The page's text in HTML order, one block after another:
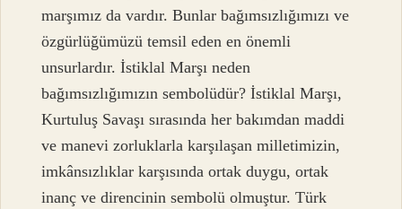
marşımız da vardır. Bunlar bağımsızlığımızı ve
özgürlüğümüzü temsil eden en önemli
unsurlardır. İstiklal Marşı neden
bağımsızlığımızın sembolüdür? İstiklal Marşı,
Kurtuluş Savaşı sırasında her bakımdan maddi
ve manevi zorluklarla karşılaşan milletimizin,
imkânsızlıklar karşısında ortak duygu, ortak
inanç ve direncinin sembolü olmuştur. Türk